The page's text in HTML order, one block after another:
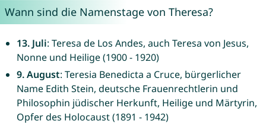
Wann sind die Namenstage von Theresa?
13. Juli: Teresa de Los Andes, auch Teresa von Jesus,
Nonne und Heilige (1900 - 1920)
9. August: Teresia Benedicta a Cruce, bürgerlicher
Name Edith Stein, deutsche Frauenrechtlerin und
Philosophin jüdischer Herkunft, Heilige und Märtyrin,
Opfer des Holocaust (1891 - 1942)